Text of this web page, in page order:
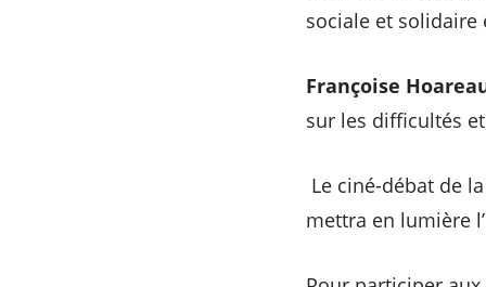
sociale et solidaire
Françoise
sur les difficultés
Le ciné-débat de
mettra en lumière